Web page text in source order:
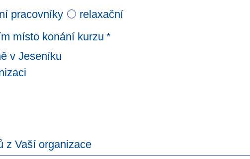
pracovníky
relaxační
místo konání kurzu *
v Jeseníku
z Vaší organizace